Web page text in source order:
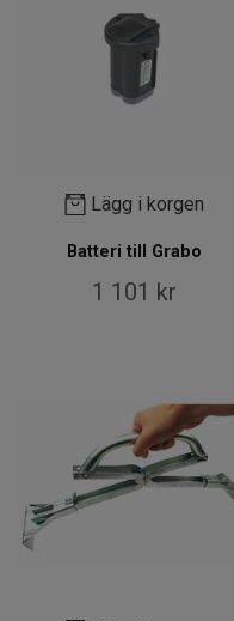
Lägg i korgen
Batteri till Grabo
1 101 kr